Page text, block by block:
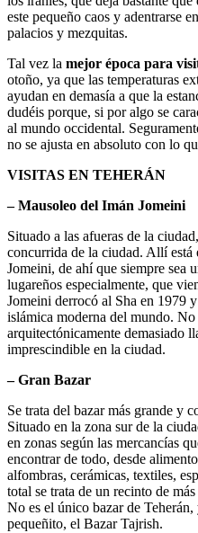
este pequeño caos y adentrarse
palacios y mezquitas.
Tal vez la mejor época para
otoño, ya que las temperaturas
ayudan en demasía a que la
dudéis porque, si por algo se
al mundo occidental.
no se ajusta en absoluto con lo
VISITAS EN TEHERÁN
– Mausoleo del Imán Jomeini
Situado a las afueras de la
concurrida de la ciudad. Allí está
Jomeini, de ahí que siempre sea
lugareños especialmente, que
Jomeini derrocó al Sha en 1979
islámica moderna del mundo. No
arquitectónicamente demasiado
imprescindible en la ciudad.
– Gran Bazar
Se trata del bazar más grande y
Situado en la zona sur de la
en zonas según las mercancías
encontrar de todo, desde
alfombras, cerámicas, textiles,
total se trata de un recinto de
No es el único bazar de
pequeñito, el Bazar Tajrish.